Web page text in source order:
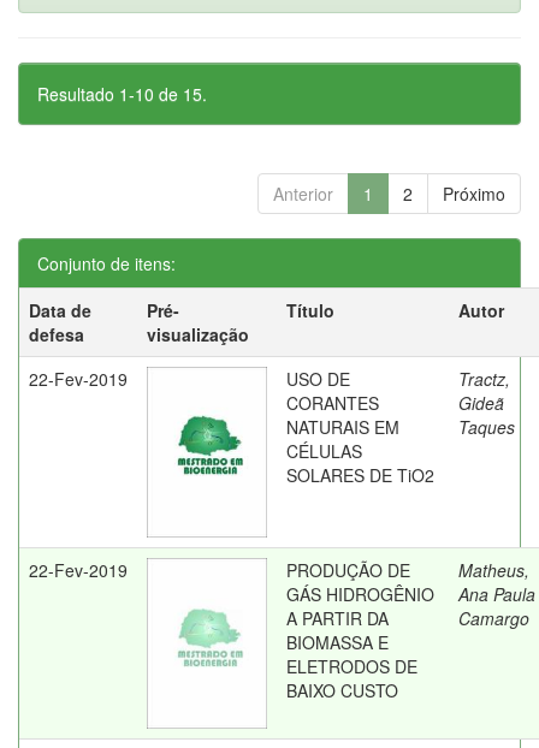
Resultado 1-10 de 15.
Anterior 1 2 Próximo
Conjunto de itens:
Data de
defesa
Pré-
visualização
Título Autor
22-Fev-2019
USO DE
CORANTES
NATURAIS EM
CÉLULAS
SOLARES DE TiO2
Tractz,
Gideã
Taques
22-Fev-2019
PRODUÇÃO DE
GÁS HIDROGÊNIO
A PARTIR DA
BIOMASSA E
ELETRODOS DE
BAIXO CUSTO
Matheus,
Ana Paula
Camargo